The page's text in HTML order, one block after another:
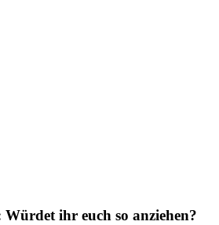
Würdet ihr euch so anziehen?